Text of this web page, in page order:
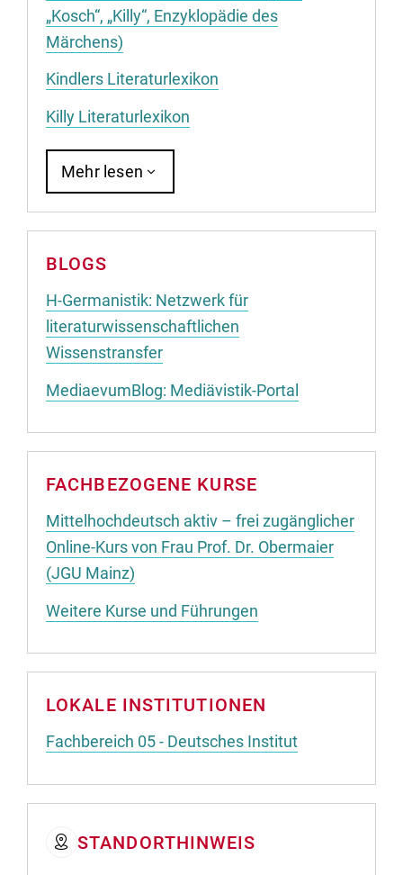
„Kosch“, „Killy“, Enzyklopädie des
Märchens)
Kindlers Literaturlexikon
Killy Literaturlexikon
Mehr lesen
BLOGS
H-Germanistik: Netzwerk für
literaturwissenschaftlichen
Wissenstransfer
MediaevumBlog: Mediävistik-Portal
FACHBEZOGENE KURSE
Mittelhochdeutsch aktiv – frei zugänglicher
Online-Kurs von Frau Prof. Dr. Obermaier
(JGU Mainz)
Weitere Kurse und Führungen
LOKALE INSTITUTIONEN
Fachbereich 05 - Deutsches Institut
STANDORTHINWEIS